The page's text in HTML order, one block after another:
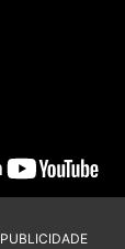
PUBLICIDADE